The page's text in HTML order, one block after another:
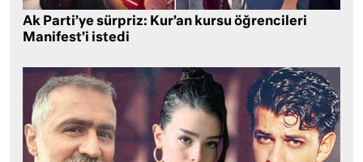
Ak Parti’ye sürpriz: Kur’an kursu öğrencileri
Manifest’i istedi